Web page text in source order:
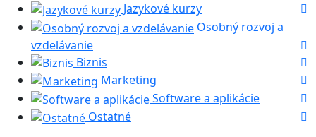
Jazykové kurzy
Osobný rozvoj a
vzdelávanie
Biznis
Marketing
Software a aplikácie
Ostatné